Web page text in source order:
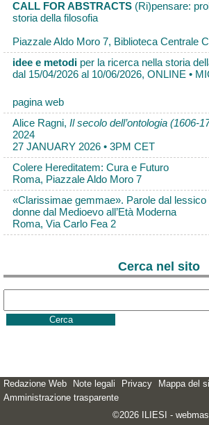
CALL FOR ABSTRACTS (Ri)pensare:
storia della filosofia
Piazzale Aldo Moro 7, Biblioteca Centrale
idee e metodi per la ricerca nella storia
dal 15/04/2026 al 10/06/2026, ONLINE •
pagina web
Alice Ragni, Il secolo dell’ontologia (1606-
2024
27 JANUARY 2026 • 3PM CET
Colere Hereditatem: Cura e Futuro
Roma, Piazzale Aldo Moro 7
«Clarissimae gemmae». Parole dal lessico
donne dal Medioevo all’Età Moderna
Roma, Via Carlo Fea 2
Cerca nel sito
Redazione Web Note legali Privacy Mappa del
Amministrazione trasparente
©2026 ILIESI -